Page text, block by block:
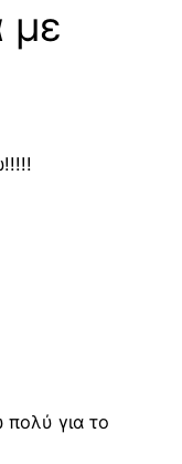
με
πολύ για το